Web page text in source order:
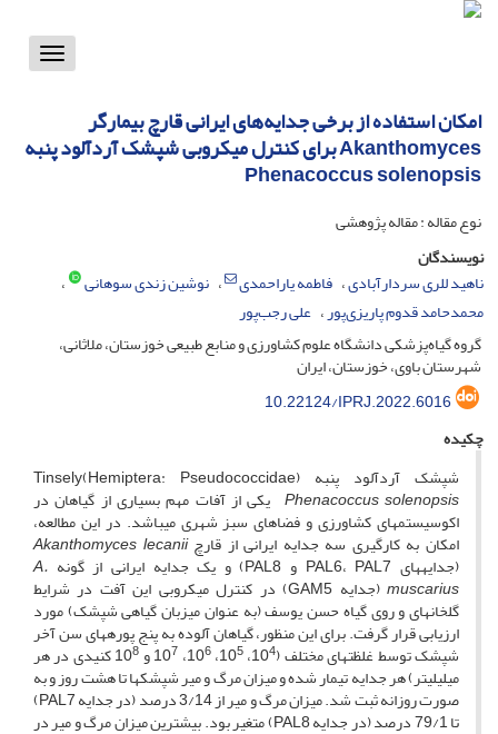
Toggle
امکان استفاده از برخی جدایه‌های ایرانی قارچ بیمارگر
Akanthomyces برای کنترل میکروبی شپشک آردآلود پنبه
Phenacoccus solenopsis
نوع مقاله : مقاله پژوهشی
نویسندگان
ناهید للری سردارآبادی فاطمه یاراحمدی
نوشین زندی سوهانی
محمدحامد قدوم پاریزی‌پور علی رجب‌پور
گروه گیاه‌پزشکی دانشگاه علوم کشاورزی و منابع طبیعی خوزستان، ملاثانی،
شهرستان باوی، خوزستان، ایران
10.22124/IPRJ.2022.6016
چکیده
شپشک آردآلود پنبه (Hemiptera: Pseudococcidae)Tinsely
Phenacoccus solenopsis یکی از آفات مهم بسیاری از گیاهان در
اکوسیستم­های کشاورزی و فضاهای سبز شهری می­باشد. در این مطالعه،
امکان به کارگیری سه جدایه ایرانی از قارچAkanthomyces lecanii
(جدایه­های PAL6، PAL7 و PAL8) و یک جدایه ایرانی از گونه A.
muscarius (جدایه GAM5) در کنترل میکروبی این آفت در شرایط
گلخانه­ای و روی گیاه حسن یوسف (به عنوان میزبان گیاهی شپشک) مورد
ارزیابی قرار گرفت. برای این منظور، گیاهان آلوده به پنج پوره­های سن آخر
شپشک توسط غلظت­های مختلف (104 ، 105 ، 106 ، 10 7 و 108 کنیدی در هر
میلی­لیتر) هر جدایه تیمار شده و میزان مرگ و میر شپشک­ها تا هشت روز و به
صورت روزانه ثبت شد. میزان مرگ و میر از 3/14 درصد (در جدایه PAL7)
تا 79/1 درصد (در جدایه PAL8) متغیر بود. بیشترین میزان مرگ و میر در